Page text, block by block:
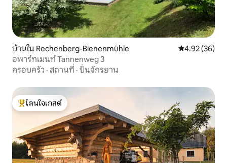
บ้านใน Rechenberg-Bienenmühle คะแนนเฉลี่ย
4.92 (36)
อพาร์ทเมนท์ Tannenweg 3
ครอบครัว · สถานที่ · ปั่นจักรยาน
โดนใจเกสต์ที่สุด
โดนใจเกสต์